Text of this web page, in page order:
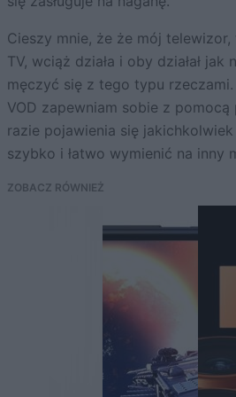
Cieszy mnie, że że mój
TV, wciąż działa i oby działał jak
męczyć się z tego typu
VOD zapewniam sobie z
razie pojawienia się
szybko i łatwo wymienić na inny
ZOBACZ RÓWNIEŻ